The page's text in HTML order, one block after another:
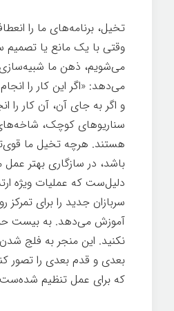
تخیل، برنامه‌های ما را
وقتی با یک مانع یا تصمیم
می‌شویم، ذهن ما
می‌دهد: «اگر این کار را
و اگر به جای آن، آن کار را
سناریوهای کوچک،
هستند. هرچه تخیل ما
باشد، در سازگاری بهتر
دلیل‌ست که عملیات ویژه
آموزش می‌دهد. به بیست
نکنید. این منجر به فلج
بعدی و قدم بعدی را تصور
که برای عمل تنظیم